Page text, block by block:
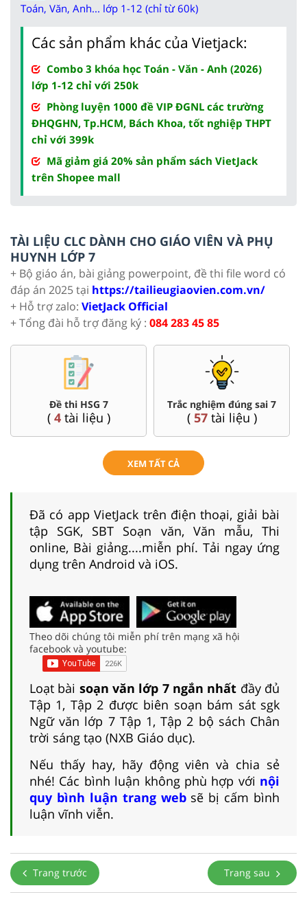
Toán, Văn, Anh... lớp 1-12 (chỉ từ 60k)
Các sản phẩm khác của Vietjack:
Combo 3 khóa học Toán - Văn - Anh (2026)
lớp 1-12 chỉ với 250k
Phòng luyện 1000 đề VIP ĐGNL các trường
ĐHQGHN, Tp.HCM, Bách Khoa, tốt nghiệp THPT
chỉ với 399k
Mã giảm giá 20% sản phẩm sách VietJack
trên Shopee mall
TÀI LIỆU CLC DÀNH CHO GIÁO VIÊN VÀ PHỤ
HUYNH LỚP 7
+ Bộ giáo án, bài giảng powerpoint, đề thi file word có
đáp án 2025 tại https://tailieugiaovien.com.vn/
+ Hỗ trợ zalo: VietJack Official
+ Tổng đài hỗ trợ đăng ký : 084 283 45 85
Đề thi HSG 7
( 4tài liệu )
Trắc nghiệm đúng sai 7
( 57tài liệu )
XEM TẤT CẢ
Đã có app VietJack trên điện thoại, giải bài
tập SGK, SBT Soạn văn, Văn mẫu, Thi
online, Bài giảng....miễn phí. Tải ngay ứng
dụng trên Android và iOS.
Theo dõi chúng tôi miễn phí trên mạng xã hội
facebook và youtube:
Loạt bài soạn văn lớp 7 ngắn nhất đầy đủ
Tập 1, Tập 2 được biên soạn bám sát sgk
Ngữ văn lớp 7 Tập 1, Tập 2 bộ sách Chân
trời sáng tạo (NXB Giáo dục).
Nếu thấy hay, hãy động viên và chia sẻ
nhé! Các bình luận không phù hợp với nội
quy bình luận trang websẽ bị cấm bình
luận vĩnh viễn.
Trang trước Trang sau